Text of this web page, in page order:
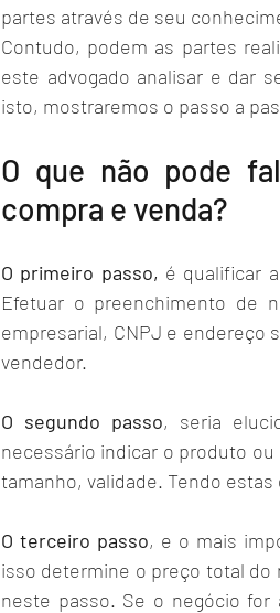
partes através de seu
Contudo, podem as partes
este advogado analisar e dar
isto, mostraremos o passo a
O que não pode
compra e venda?
O primeiro passo, é qualificar
Efetuar o preenchimento de
empresarial, CNPJ e endereço
vendedor.
O segundo passo, seria
necessário indicar o produto
tamanho, validade. Tendo
O terceiro passo, e o mais
isso determine o preço total do
neste passo. Se o negócio for